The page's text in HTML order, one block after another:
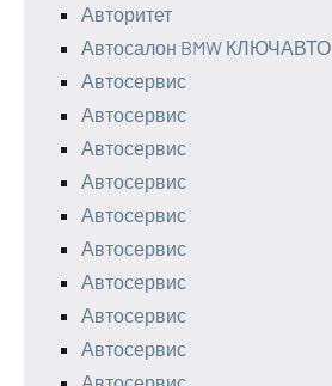
Авторитет
Автосалон BMW КЛЮЧАВТО
Автосервис
Автосервис
Автосервис
Автосервис
Автосервис
Автосервис
Автосервис
Автосервис
Автосервис
Автосервис